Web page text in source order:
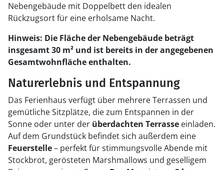
Nebengebäude mit Doppelbett den idealen
Rückzugsort für eine erholsame Nacht.
Hinweis: Die Fläche der Nebengebäude beträgt
insgesamt 30 m² und ist bereits in der angegebenen
Gesamtwohnfläche enthalten.
Naturerlebnis und Entspannung
Das Ferienhaus verfügt über mehrere Terrassen und
gemütliche Sitzplätze, die zum Entspannen in der
Sonne oder unter der überdachten Terrasse einladen.
Auf dem Grundstück befindet sich außerdem eine
Feuerstelle– perfekt für stimmungsvolle Abende mit
Stockbrot, gerösteten Marshmallows und geselligem